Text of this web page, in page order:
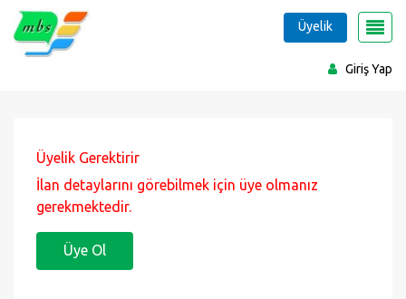
Giriş Yap
Üyelik
Üyelik Gerektirir
İlan detaylarını görebilmek için üye olmanız
gerekmektedir.
Üye Ol